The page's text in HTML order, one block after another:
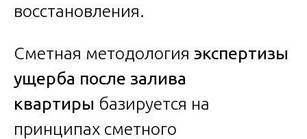
восстановления.
Сметная методология экспертизы
ущерба после залива
квартиры базируется на
принципах сметного